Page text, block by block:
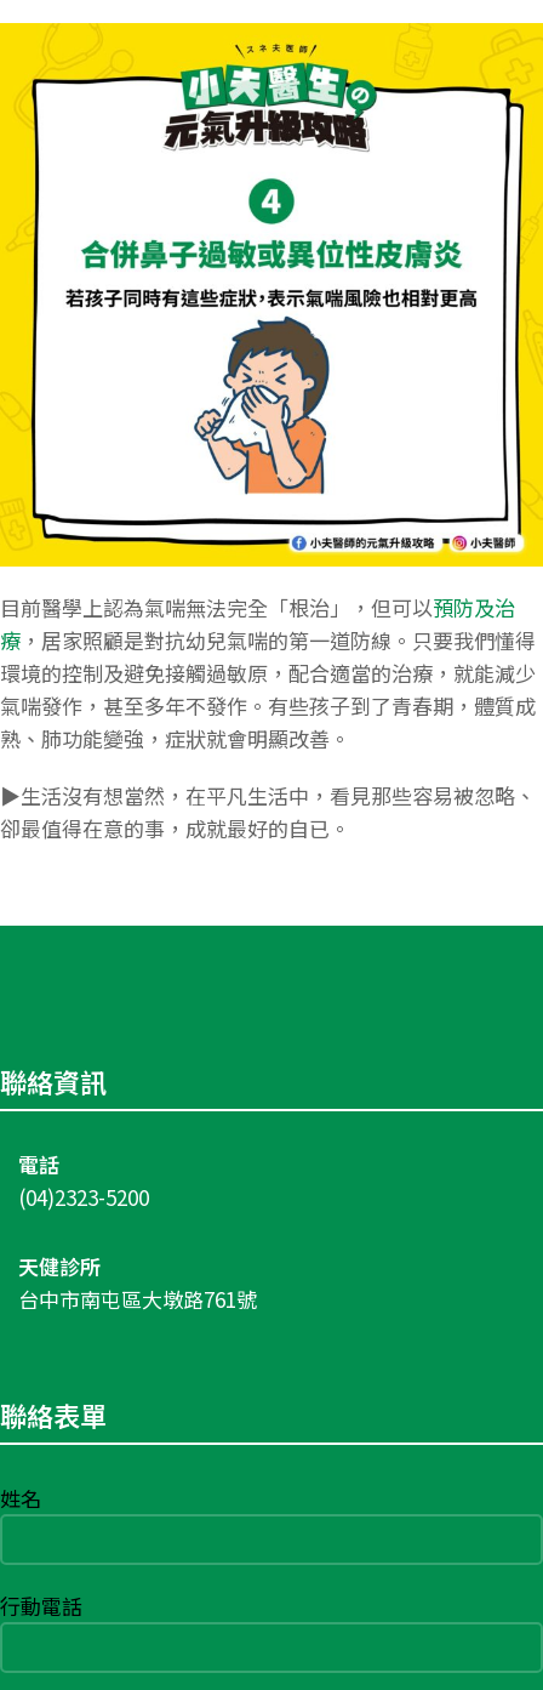
目前醫學上認為氣喘無法完全「根治」，但可以預防及治
療 ，居家照顧是對抗幼兒氣喘的第一道防線。只要我們懂得
環境的控制及避免接觸過敏原，配合適當的治療，就能減少
氣喘發作，甚至多年不發作。有些孩子到了青春期，體質成
熟、肺功能變強，症狀就會明顯改善。
​▶️生活沒有想當然，在平凡生活中，看見那些容易被忽略、
卻最值得在意的事，成就最好的自已。
聯絡資訊
電話
(04)2323-5200
天健診所
台中市南屯區大墩路761號
聯絡表單
姓名
行動電話